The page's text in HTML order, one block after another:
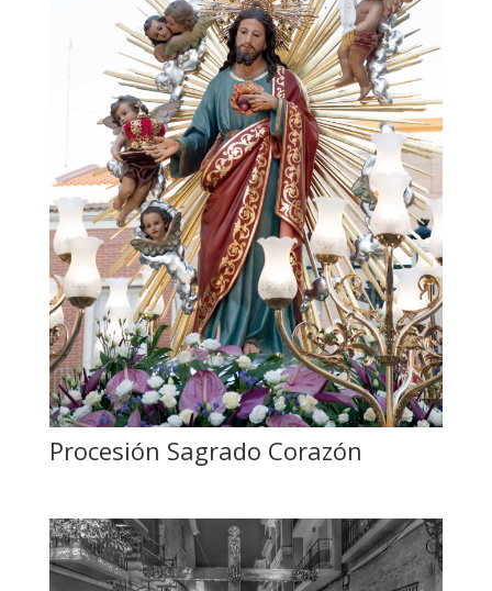
Procesión Sagrado Corazón